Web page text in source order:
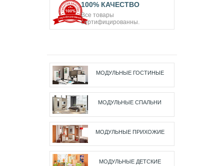
100% КАЧЕСТВО
Все товары
сертифицированны.
МОДУЛЬНЫЕ ГОСТИНЫЕ
МОДУЛЬНЫЕ СПАЛЬНИ
МОДУЛЬНЫЕ ПРИХОЖИЕ
МОДУЛЬНЫЕ ДЕТСКИЕ